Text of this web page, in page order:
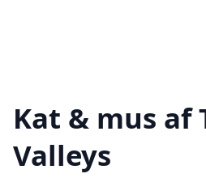
Kat & mus af
Valleys